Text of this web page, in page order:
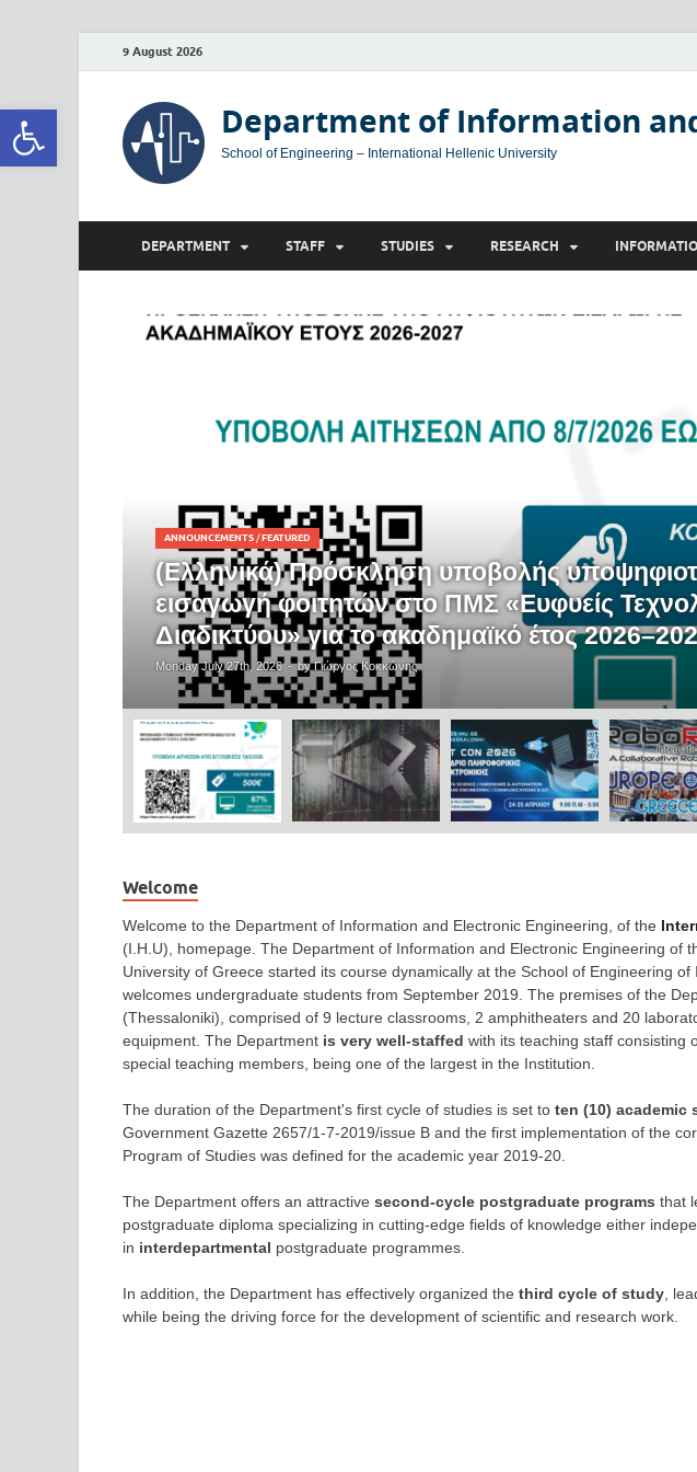
Open toolbar
9 August 2026
Department of Information
School of Engineering – International Hellenic University
DEPARTMENT STAFF STUDIES RESEARCH
ANNOUNCEMENTS /FEATURED
(Ελληνικά) Πρόσκληση υποβολής
εισαγωγή φοιτητών στο ΠΜΣ «Ευφυείς
Διαδικτύου» για το ακαδημαϊκό έτος
Monday July 27th, 2026 - byΓιώργος Κοκκώνης
Welcome
Welcome to the Department of Information and Electronic Engineering, of the
(I.H.U), homepage. The Department of Information and Electronic Engineering of
University of Greece started its course dynamically at the School of Engineering
welcomes undergraduate students from September 2019. The premises of the
(Thessaloniki), comprised of 9 lecture classrooms, 2 amphitheaters and 20
equipment. The Department is very well-staffed with its teaching staff consisting
special teaching members, being one of the largest in the Institution.
The duration of the Department's first cycle of studies is set to ten (10) academic
Government Gazette 2657/1-7-2019/issue B and the first implementation of the
Program of Studies was defined for the academic year 2019-20.
The Department offers an attractive second-cycle postgraduate programs that
postgraduate diploma specializing in cutting-edge fields of knowledge either
in interdepartmental postgraduate programmes.
In addition, the Department has effectively organized the third cycle of study,
while being the driving force for the development of scientific and research work.